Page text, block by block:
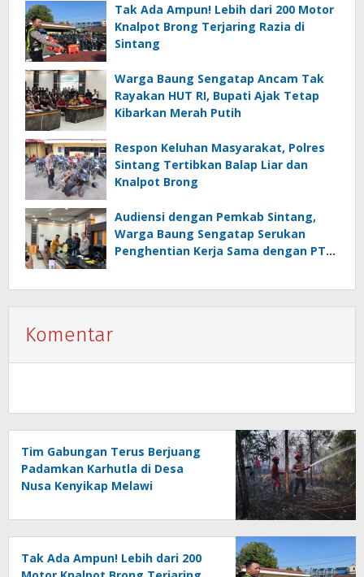
Tak Ada Ampun! Lebih dari 200 Motor
Knalpot Brong Terjaring Razia di
Sintang
Warga Baung Sengatap Ancam Tak
Rayakan HUT RI, Bupati Ajak Tetap
Kibarkan Merah Putih
Respon Keluhan Masyarakat, Polres
Sintang Tertibkan Balap Liar dan
Knalpot Brong
Audiensi dengan Pemkab Sintang,
Warga Baung Sengatap Serukan
Penghentian Kerja Sama dengan PT
Komentar
Tim Gabungan Terus Berjuang
Padamkan Karhutla di Desa
Nusa Kenyikap Melawi
Tak Ada Ampun! Lebih dari 200